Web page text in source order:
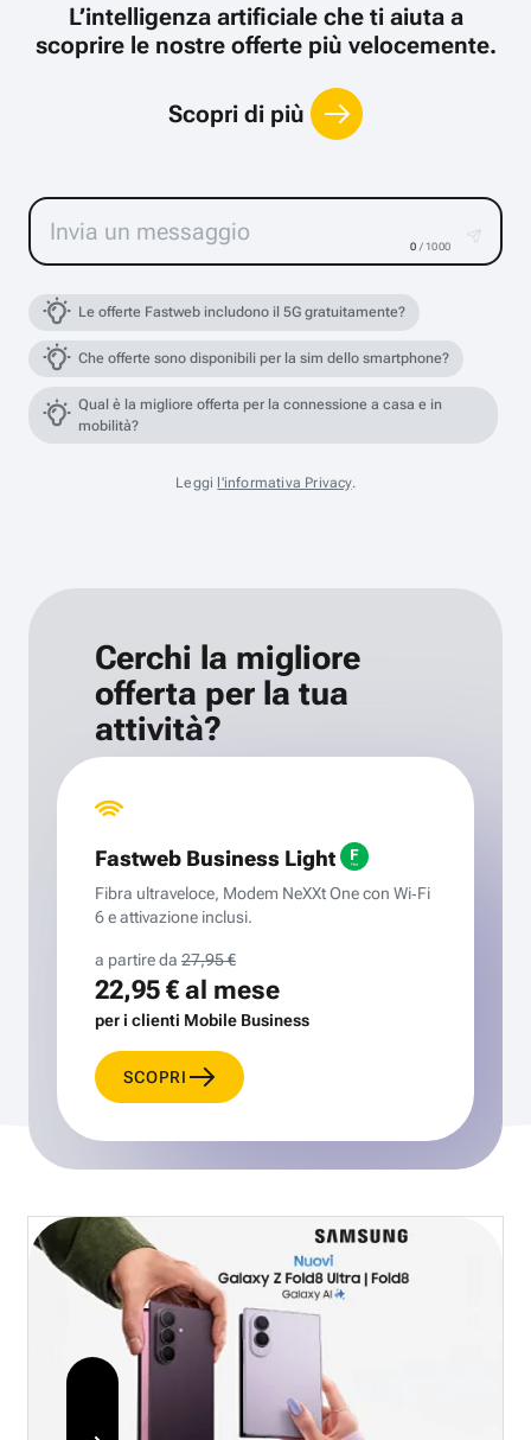
L’intelligenza artificiale che ti aiuta a
scoprire le nostre offerte più velocemente.
Scopri di più
0 / 1000
Le offerte Fastweb includono il 5G gratuitamente?
Che offerte sono disponibili per la sim dello smartphone?
Qual è la migliore offerta per la connessione a casa e in
mobilità?
Leggi l'informativa Privacy.
Cerchi la migliore
offerta per la tua
attività?
Fastweb Business Light
Fibra ultraveloce, Modem NeXXt One con Wi‑Fi
6 e attivazione inclusi.
a partire da 27,95 €
22,95 €al mese
per i clienti Mobile Business
SCOPRI